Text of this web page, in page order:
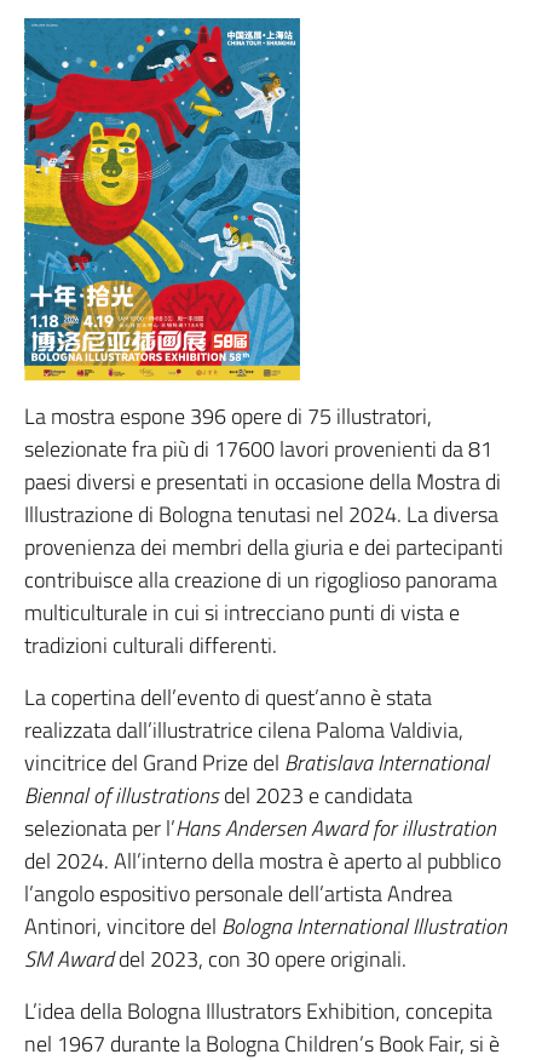
La mostra espone 396 opere di 75 illustratori,
selezionate fra più di 17600 lavori provenienti da 81
paesi diversi e presentati in occasione della Mostra di
Illustrazione di Bologna tenutasi nel 2024. La diversa
provenienza dei membri della giuria e dei partecipanti
contribuisce alla creazione di un rigoglioso panorama
multiculturale­­­ in cui si intrecciano punti di vista e
tradizioni culturali differenti.
La copertina dell’evento di quest’anno è stata
realizzata dall’illustratrice cilena Paloma Valdivia,
vincitrice del Grand Prize del Bratislava International
Biennal of illustrationsdel 2023 e candidata
selezionata per l’Hans Andersen Award for illustration
del 2024. All’interno della mostra è aperto al pubblico
l’angolo espositivo personale dell’artista Andrea
Antinori, vincitore del Bologna International Illustration
SM Awarddel 2023, con 30 opere originali.
L’idea della Bologna Illustrators Exhibition, concepita
nel 1967 durante la Bologna Children’s Book Fair, si è